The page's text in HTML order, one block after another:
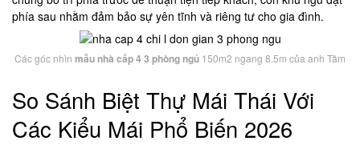
phía sau nhằm đảm bảo sự yên tĩnh và riêng tư cho gia đình.
Các góc nhìn mẫu nhà cấp 4 3 phòng ngủ 150m2 ngang 8.5m của anh Tâm
So Sánh Biệt Thự Mái Thái Với
Các Kiểu Mái Phổ Biến 2026